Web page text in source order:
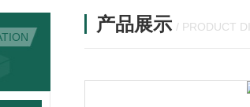
产品展示 / PRODUCT